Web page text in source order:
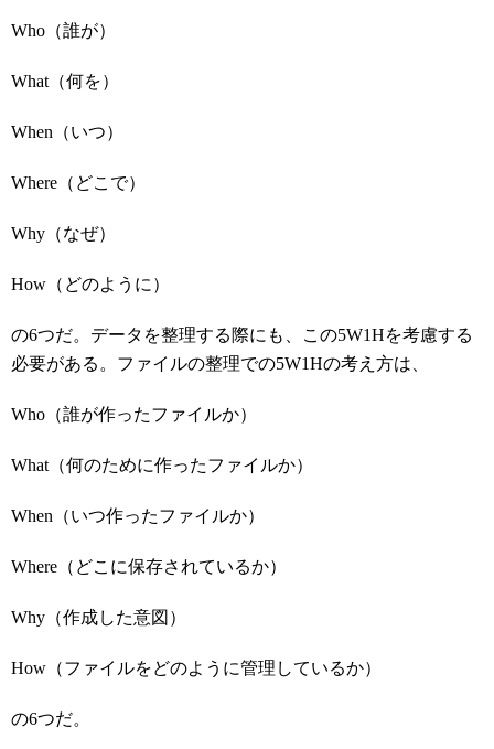
Who（誰が）
What（何を）
When（いつ）
Where（どこで）
Why（なぜ）
How（どのように）
の6つだ。データを整理する際にも、この5W1Hを考慮する
必要がある。ファイルの整理での5W1Hの考え方は、
Who（誰が作ったファイルか）
What（何のために作ったファイルか）
When（いつ作ったファイルか）
Where（どこに保存されているか）
Why（作成した意図）
How（ファイルをどのように管理しているか）
の6つだ。